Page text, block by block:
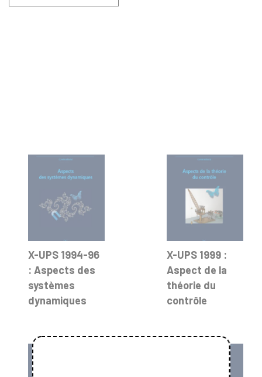
X-UPS 1994-96
: Aspects des
systèmes
dynamiques
X-UPS 1999 :
Aspect de la
théorie du
contrôle